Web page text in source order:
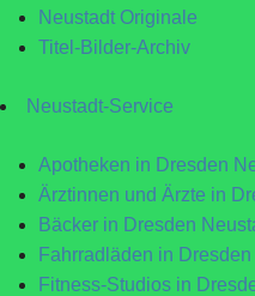
Neustadt Originale
Titel-Bilder-Archiv
Neustadt-Service
Apotheken in Dresden
Ärztinnen und Ärzte in
Bäcker in Dresden
Fahrradläden in
Fitness-Studios in